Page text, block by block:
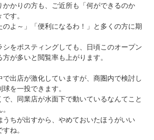
かかりの方も、ご近所も「何ができるのか
す。
のよ～」「便利になるわ！」と多くの方に期
シをポスティングしても、日頃このオープン
が多いと閲覧率も上がります。
で出店が激化していますが、商圏内で検討し
を一投できます。
、同業店が水面下で動いているなんてこと
うちが出すから、やめておいたほうがいい
ね。